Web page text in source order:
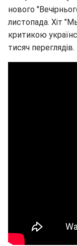
нового
листопада. Хіт
критикою
тисяч переглядів.